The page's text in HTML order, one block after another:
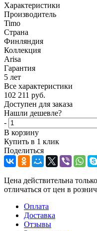
Характеристики
Производитель
Timo
Страна
Финляндия
Коллекция
Arisa
Гарантия
5 лет
Все характеристики
102 211 руб.
Доступен для заказа
Нашли дешевле?
-
В корзину
Купить в 1 клик
Поделиться
Цена действительна
отличаться от цен в
Оплата
Доставка
Отзывы